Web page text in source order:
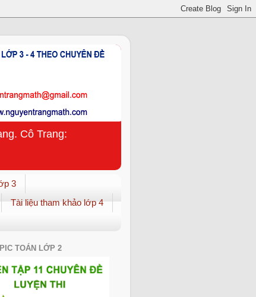
Cô Trang:
3
Tài liệu tham khảo lớp 4
TOÁN LỚP 2